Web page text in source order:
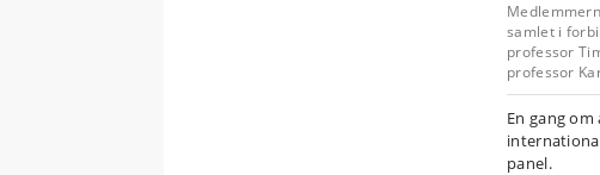
samlet i
professor
professor
En gang
panel.